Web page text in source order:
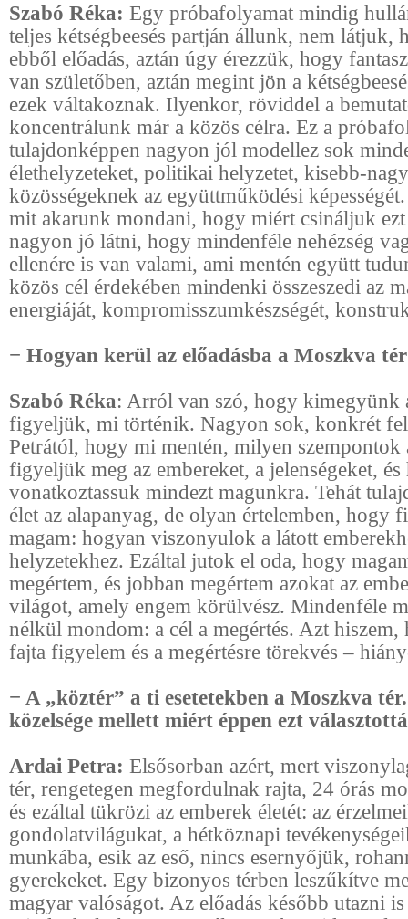
Szabó Réka: Egy próbafolyamat mindig
teljes kétségbeesés partján állunk, nem látjuk,
ebből előadás, aztán úgy érezzük, hogy
van születőben, aztán megint jön a
ezek váltakoznak. Ilyenkor, röviddel a
koncentrálunk már a közös célra. Ez a
tulajdonképpen nagyon jól modellez sok
élethelyzeteket, politikai helyzetet, kisebb-
közösségeknek az együttműködési
mit akarunk mondani, hogy miért csináljuk ezt
nagyon jó látni, hogy mindenféle nehézség
ellenére is van valami, ami mentén együtt
közös cél érdekében mindenki összeszedi az
energiáját, kompromisszumkészségét,
− Hogyan kerül az előadásba a Moszkva
Szabó Réka: Arról van szó, hogy kimegyünk
figyeljük, mi történik. Nagyon sok, konkrét
Petrától, hogy mi mentén, milyen szempontok
figyeljük meg az embereket, a jelenségeket,
vonatkoztassuk mindezt magunkra. Tehát
élet az alapanyag, de olyan értelemben, hogy
magam: hogyan viszonyulok a látott
helyzetekhez. Ezáltal jutok el oda, hogy
megértem, és jobban megértem azokat az
világot, amely engem körülvész. Mindenféle
nélkül mondom: a cél a megértés. Azt hiszem,
fajta figyelem és a megértésre törekvés –
− A „köztér” a ti esetetekben a Moszkva
közelsége mellett miért éppen ezt
Ardai Petra: Elsősorban azért, mert
tér, rengetegen megfordulnak rajta, 24 órás
és ezáltal tükrözi az emberek életét: az
gondolatvilágukat, a hétköznapi
munkába, esik az eső, nincs esernyőjük,
gyerekeket. Egy bizonyos térben leszűkítve
magyar valóságot. Az előadás később utazni